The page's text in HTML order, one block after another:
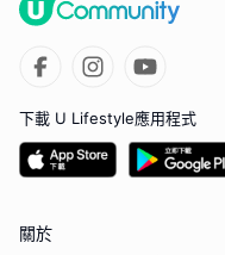
下載 U Lifestyle應用程式
關於